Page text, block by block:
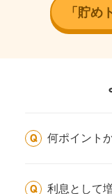
「貯め
何ポイント
利息として